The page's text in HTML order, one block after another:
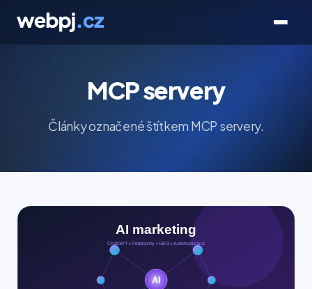
MCP servery
Články označené štítkem MCP servery.